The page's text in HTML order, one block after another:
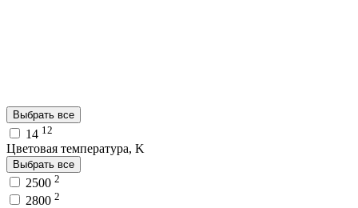
Выбрать все
14 12
Цветовая температура, K
Выбрать все
2500 2
2800 2